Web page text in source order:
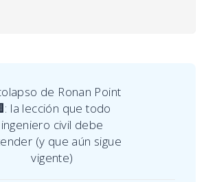
de Ronan Point
la lección que todo
ingeniero civil debe
(y que aún sigue
vigente)